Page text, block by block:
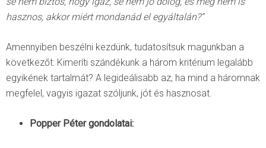
hasznos, akkor miért mondanád el egyáltalán?”
Amennyiben beszélni kezdünk, tudatosítsuk magunkban a
következőt: Kimeríti szándékunk a három kritérium legalább
egyikének tartalmát? A legideálisabb az, ha mind a háromnak
megfelel, vagyis igazat szóljunk, jót és hasznosat.
Popper Péter gondolatai: